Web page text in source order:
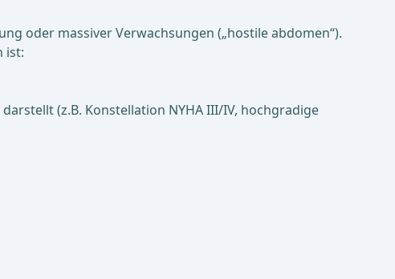
oder massiver Verwachsungen („hostile abdomen“).
ist:
(z.B. Konstellation NYHA III/IV, hochgradige